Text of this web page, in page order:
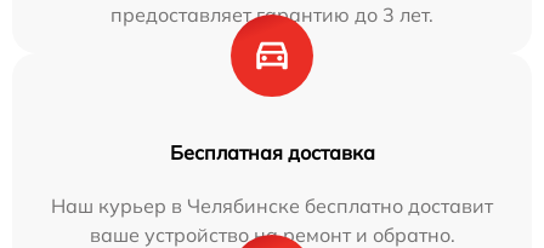
предоставляет гарантию до 3 лет.
Бесплатная доставка
Наш курьер в Челябинске бесплатно доставит
ваше устройство на ремонт и обратно.